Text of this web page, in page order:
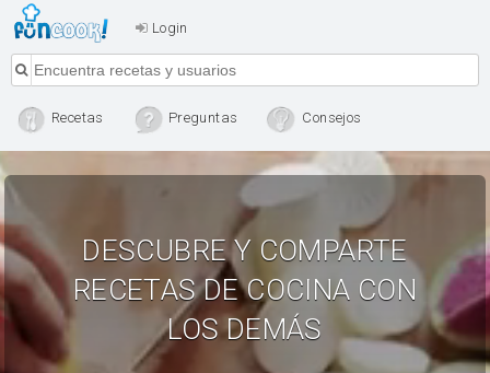
Login
Recetas Preguntas Consejos
DESCUBRE Y COMPARTE
RECETAS DE COCINA CON
LOS DEMÁS